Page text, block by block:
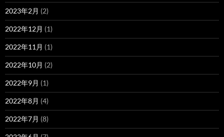
2023年2月 (2)
2022年12月 (1)
2022年11月 (1)
2022年10月 (2)
2022年9月 (1)
2022年8月 (4)
2022年7月 (8)